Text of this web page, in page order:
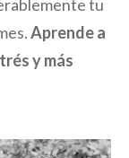
tu
Aprende a
y más